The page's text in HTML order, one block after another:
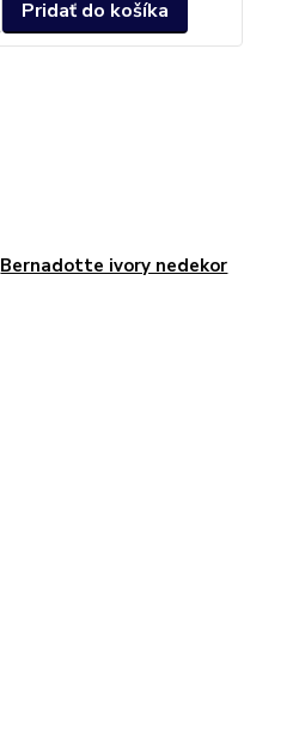
Pridať do košíka
Bernadotte ivory nedekor